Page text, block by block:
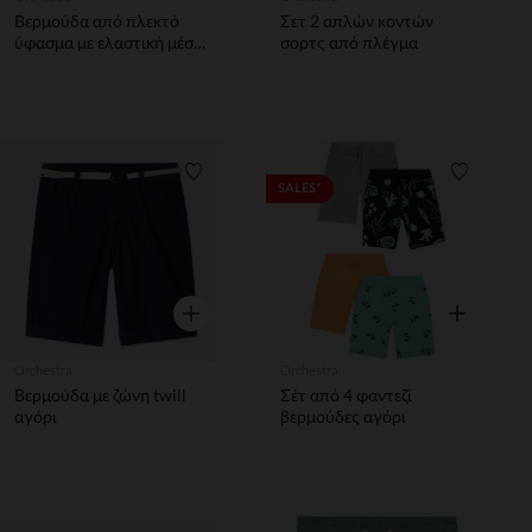
Βερμούδα από πλεκτό
ύφασμα με ελαστική μέση
Σετ 2 απλών κοντών
σορτς από πλέγμα
Λίστα προτιμήσεων
Γρήγορη επισκόπηση
Βερμούδα με ζώνη twill
αγόρι
SALES*
Γρήγορη
Σέτ από 4 φαντεζί
βερμούδες αγόρι